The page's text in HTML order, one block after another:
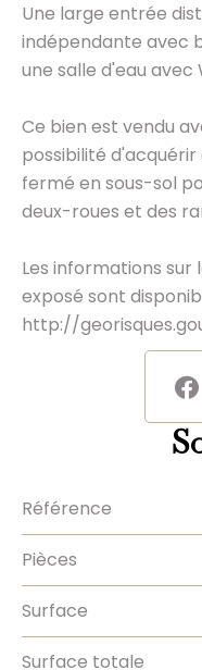
Une large entrée
indépendante avec
une salle d'eau avec
Ce bien est vendu
possibilité
fermé en sous-sol
deux-roues et des
Les informations sur
exposé sont
http://
Référence
Pièces
Surface
Surface totale